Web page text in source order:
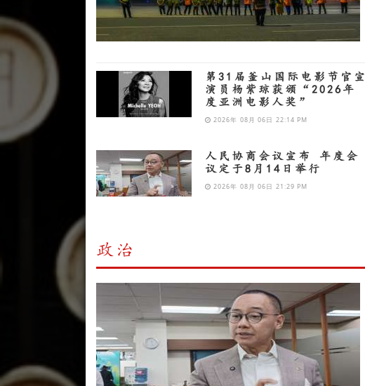
第31届釜山国际电影节官宣
演员杨紫琼获颁“2026年
度亚洲电影人奖”
2026年 08月 06日 22:14 PM
人民协商会议宣布 年度会
议定于8月14日举行
2026年 08月 06日 21:29 PM
政治